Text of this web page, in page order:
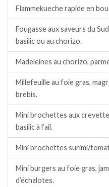
Flammekueche rapide en
Fougasse aux saveurs du
basilic ou au chorizo.
Madeleines au chorizo,
Millefeuille au foie gras,
brebis.
Mini brochettes aux
basilic à l’ail.
Mini brochettes surimi/
Mini burgers au foie gras,
d’échalotes.